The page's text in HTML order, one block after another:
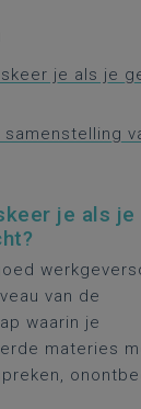
je als je
je als je
van de
waarin je
materies